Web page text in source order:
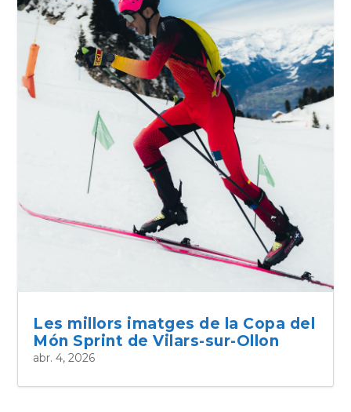
Les millors imatges de la Copa del
Món Sprint de Vilars-sur-Ollon
abr. 4, 2026